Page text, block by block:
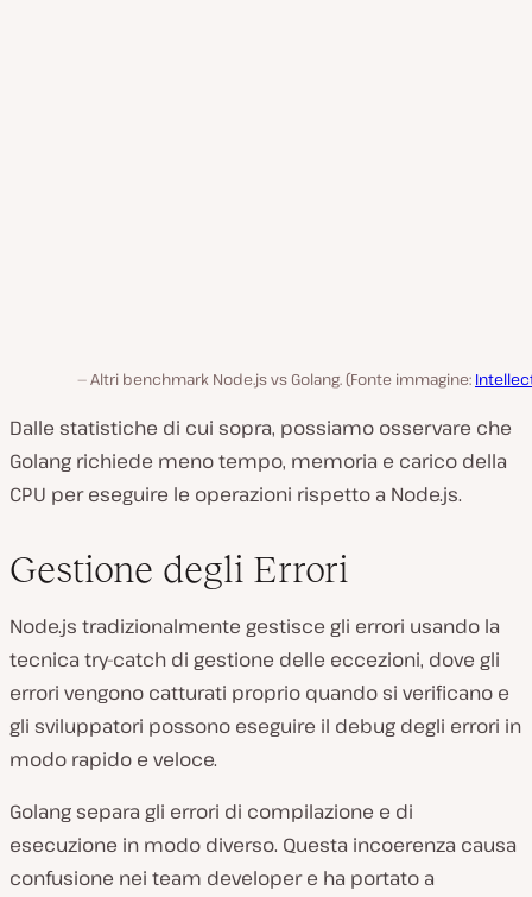
Altri benchmark Node.js vs Golang. (Fonte immagine:
Dalle statistiche di cui sopra, possiamo osservare che
Golang richiede meno tempo, memoria e carico della
CPU per eseguire le operazioni rispetto a Node.js.
Gestione degli Errori
Node.js tradizionalmente gestisce gli errori usando la
tecnica try-catch di gestione delle eccezioni, dove gli
errori vengono catturati proprio quando si verificano e
gli sviluppatori possono eseguire il debug degli errori in
modo rapido e veloce.
Golang separa gli errori di compilazione e di
esecuzione in modo diverso. Questa incoerenza causa
confusione nei team developer e ha portato a